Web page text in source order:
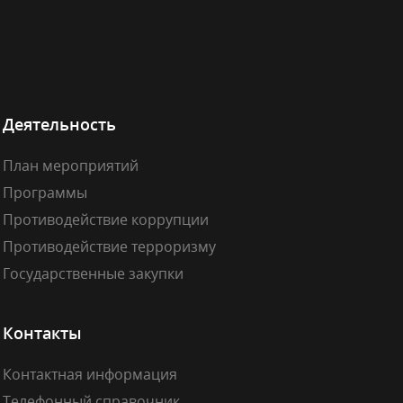
Деятельность
План мероприятий
Программы
Противодействие коррупции
Противодействие терроризму
Государственные закупки
Контакты
Контактная информация